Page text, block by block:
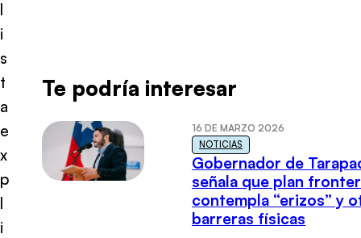
l
i
s
t
a
e
x
p
l
i
Te podría interesar
16 DE MARZO 2026
NOTICIAS
Gobernador de
señala que plan
contempla “erizos” y
barreras físicas